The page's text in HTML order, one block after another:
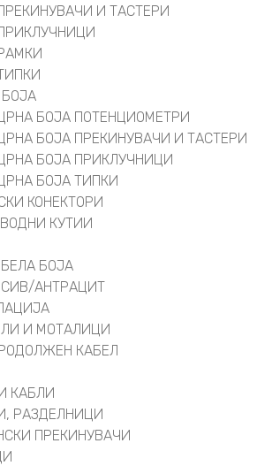
ПРEКИНУВАЧИ И ТАСТЕРИ
ПРИКЛУЧНИЦИ
ЦРНА БОЈА ПОТЕНЦИОМЕТРИ
ЦРНА БОЈА ПРЕКИНУВАЧИ И ТАСТЕРИ
ЦРНА БОЈА ПРИКЛУЧНИЦИ
ЦРНА БОЈА ТИПКИ
КОНЕКТОРИ
КУТИИ
БЕЛА БОЈА
СИВ/АНТРАЦИТ
И МОТАЛИЦИ
КАБЕЛ
КАБЛИ
РАЗДЕЛНИЦИ
ПРЕКИНУВАЧИ